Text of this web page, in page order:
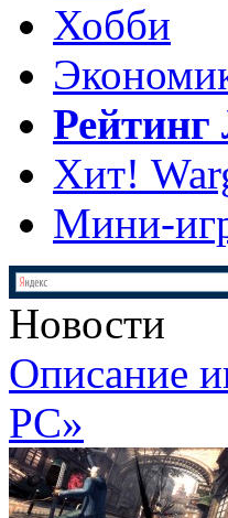
Хобби
Хит!
Мини-
Новости
Описание
PC»